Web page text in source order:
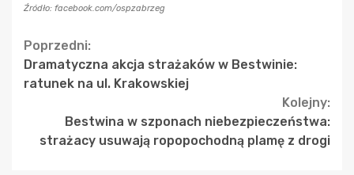
Źródło: facebook.com/ospzabrzeg
Continue
Reading
Poprzedni:
Dramatyczna akcja strażaków w Bestwinie:
ratunek na ul. Krakowskiej
Kolejny:
Bestwina w szponach niebezpieczeństwa:
strażacy usuwają ropopochodną plamę z drogi